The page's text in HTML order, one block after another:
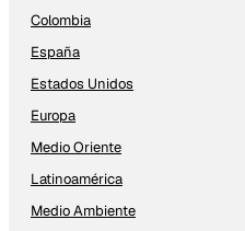
Colombia
España
Estados Unidos
Europa
Medio Oriente
Latinoamérica
Medio Ambiente